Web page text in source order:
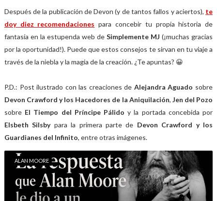
Después de la publicación de Devon (y de tantos fallos y aciertos), te
doy diez recomendaciones para concebir tu propia historia de
fantasía en la estupenda web deSimplemente MJ (¡muchas gracias
por la oportunidad!). Puede que estos consejos te sirvan en tu viaje a
través de la niebla y la magia de la creación. ¿Te apuntas? 😀
P.D.: Post ilustrado con las creaciones de Alejandra Aguado sobre
Devon Crawford y los Hacedores de la Aniquilación, Jen del Pozo
sobre El Tiempo del Príncipe Pálido y la portada concebida por
Elsbeth Silsbypara la primera parte de Devon Crawford y los
Guardianes del Infinito, entre otras imágenes.
ALAN MOORE